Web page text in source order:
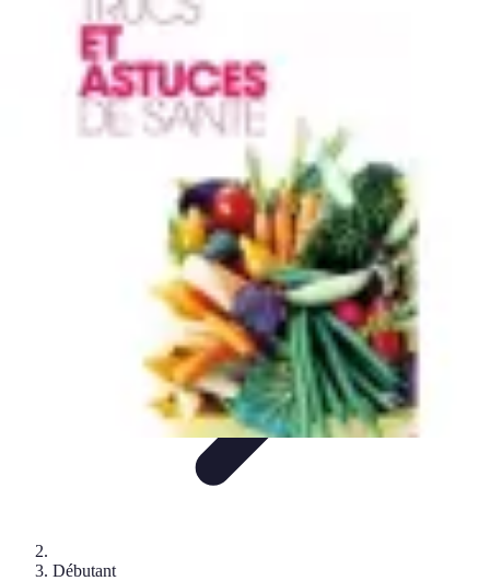
Astuces Rubik Cube
Astuces et Techniques
techniquesRésolutionTechniques et Astuces
Astuces Rubik Cube
Débutant